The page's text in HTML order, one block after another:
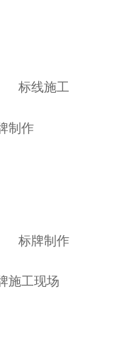
标线施工
标牌制作